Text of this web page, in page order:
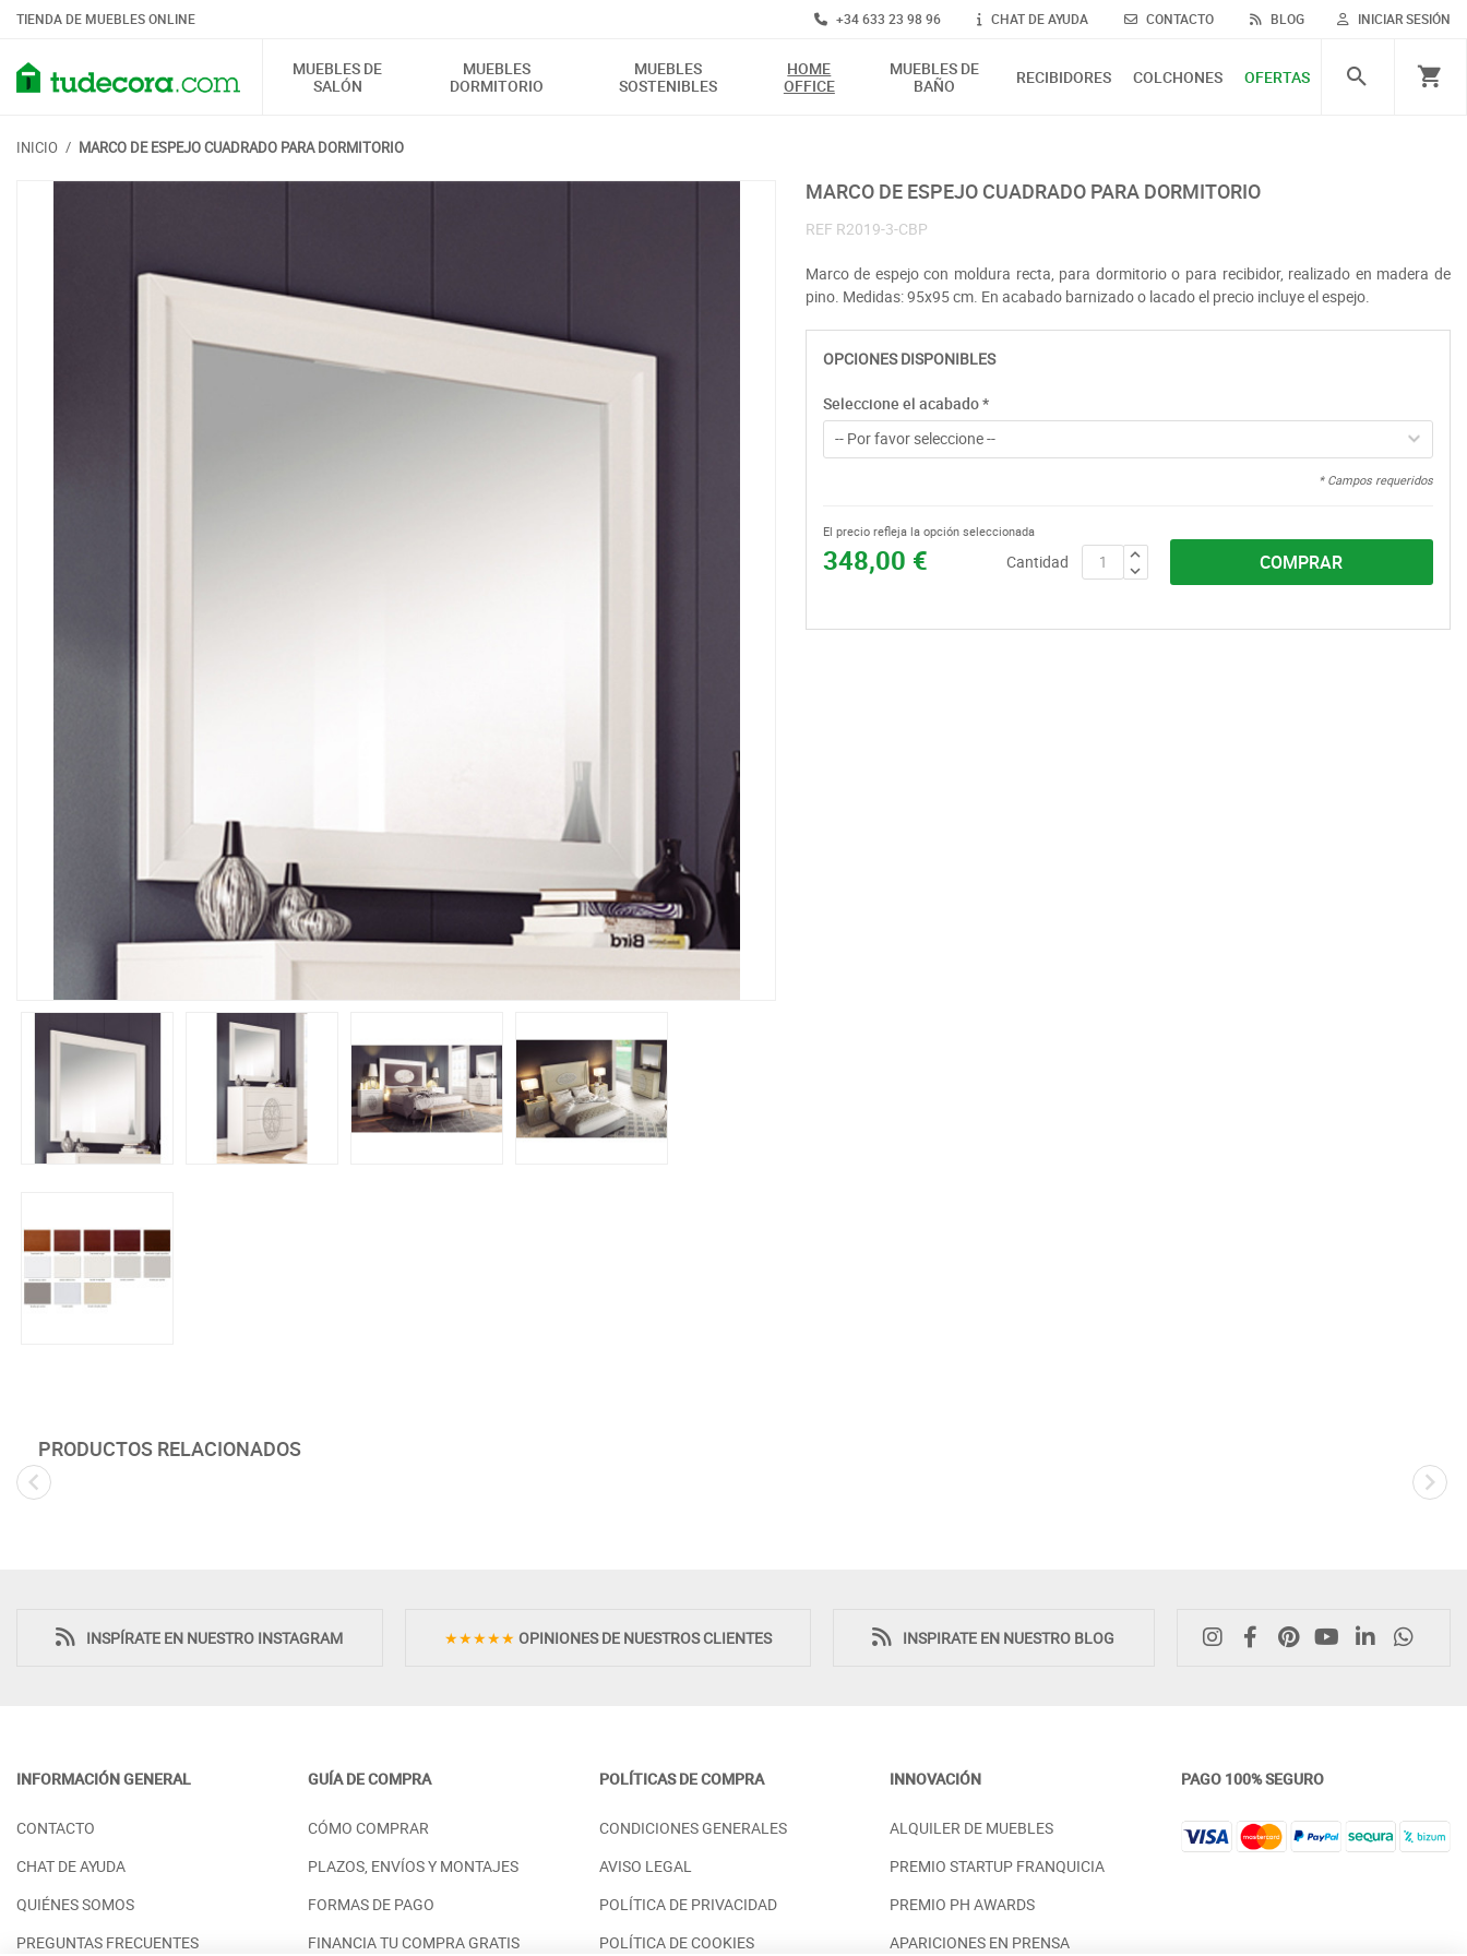
TIENDA DE MUEBLES ONLINE INICIAR SESIÓN
+34 633 23 98 96 CHAT DE AYUDA CONTACTO BLOG
MUEBLES DE
SALÓN
MUEBLES
DORMITORIO
MUEBLES
SOSTENIBLES
HOME
OFFICE
MUEBLES DE
BAÑO
RECIBIDORES COLCHONES OFERTAS
INICIO / MARCO DE ESPEJO CUADRADO PARA DORMITORIO
MARCO DE ESPEJO CUADRADO PARA DORMITORIO
REF R2019-3-CBP
Marco de espejo con moldura recta, para dormitorio o para recibidor, realizado en madera de
pino. Medidas: 95x95 cm. En acabado barnizado o lacado el precio incluye el espejo.
OPCIONES DISPONIBLES
Seleccione el acabado*
-- Por favor seleccione --
* Campos requeridos
348,00 €
El precio refleja la opción seleccionada
Cantidad COMPRAR
PRODUCTOS RELACIONADOS
CORREDERAS DETALLE OVALADO
PRECIO DESDE:
MODERNO CON CABECERO RECTO
PRECIO DESDE:2.766,00 €
MADERA DE LÍNEAS MODERNAS
PRECIO DESDE:
CAJONES Y TIRADOR GRECA
PRECIO DESDE: 2.098,00 €
PARA DORMITORIO
PRECIO DESDE:834,00 €
INSPÍRATE EN NUESTRO INSTAGRAM ★★★★★ OPINIONES DE NUESTROS CLIENTES INSPIRATE EN NUESTRO BLOG
INFORMACIÓN GENERAL
CONTACTO
CHAT DE AYUDA
QUIÉNES SOMOS
PREGUNTAS FRECUENTES
GUÍA DE COMPRA
CÓMO COMPRAR
PLAZOS, ENVÍOS Y MONTAJES
FORMAS DE PAGO
FINANCIA TU COMPRA GRATIS
POLÍTICAS DE COMPRA
CONDICIONES GENERALES
AVISO LEGAL
POLÍTICA DE PRIVACIDAD
POLÍTICA DE COOKIES
INNOVACIÓN
ALQUILER DE MUEBLES
PREMIO STARTUP FRANQUICIA
PREMIO PH AWARDS
APARICIONES EN PRENSA
PAGO 100% SEGURO